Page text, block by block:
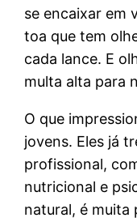
se encaixar em
toa que tem
cada lance. E
multa alta para
O que
jovens. Eles já
profissional,
nutricional e
natural, é muita